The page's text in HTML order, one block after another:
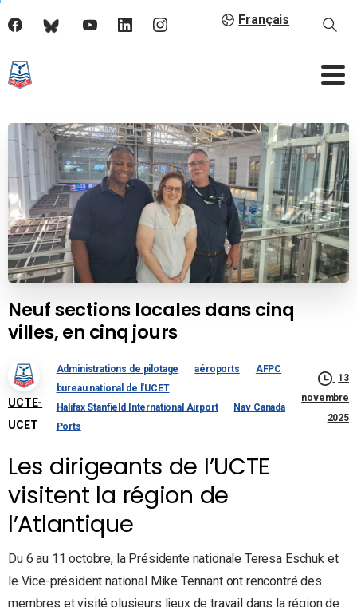
Français
Neuf sections locales dans cinq
villes, en cinq jours
UCTE-
UCET
Administrations de pilotage aéroports
AFPC
bureau national de l'UCET
Halifax Stanfield International Airport
Nav Canada
Ports
13
novembre
2025
Les dirigeants de l’UCTE
visitent la région de
l’Atlantique
Du 6 au 11 octobre, la Présidente nationale Teresa Eschuk et
le Vice-président national Mike Tennant ont rencontré des
membres et visité plusieurs lieux de travail dans la région de